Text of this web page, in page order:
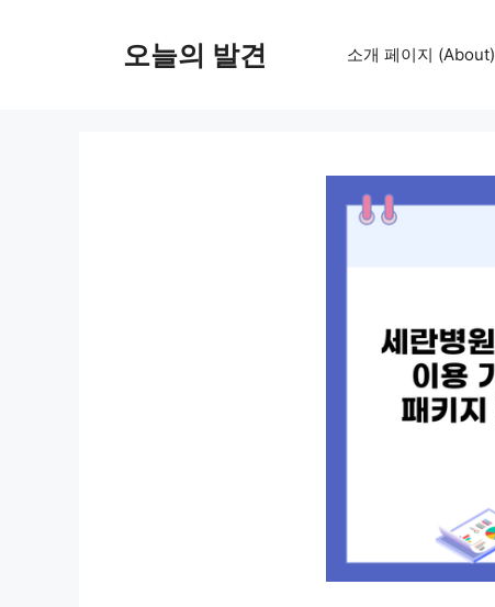
오늘의 발견 소개 페이지 (About)